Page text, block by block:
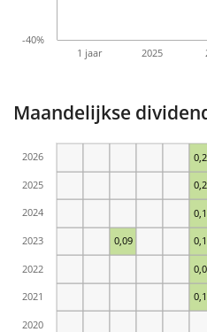
1 jaar 2025
-40%
Maandelijkse
0,09
2020
2021
2022
2023
2024
2025
2026